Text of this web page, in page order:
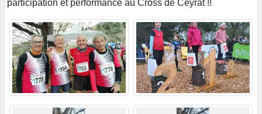
participation et performance au Cross de Ceyrat !!